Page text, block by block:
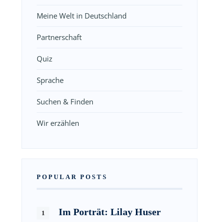
Meine Welt in Deutschland
Partnerschaft
Quiz
Sprache
Suchen & Finden
Wir erzählen
POPULAR POSTS
Im Porträt: Lilay Huser